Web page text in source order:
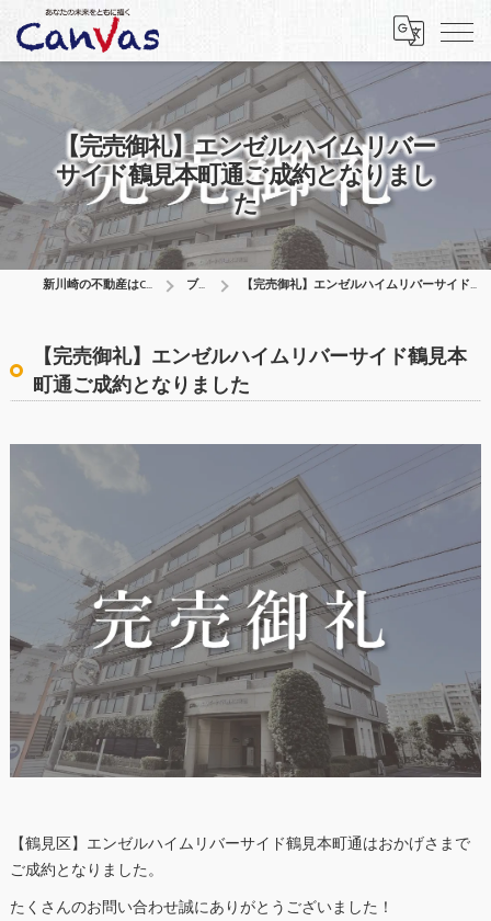
【完売御礼】エンゼルハイムリバー
サイド鶴見本町通ご成約となりまし
た
新川崎の不動産はCanVas合同会社 ブログ 【完売御礼】エンゼルハイムリバーサイド鶴見本町通ご成約となりました
【完売御礼】エンゼルハイムリバーサイド鶴見本
町通ご成約となりました
【鶴見区】エンゼルハイムリバーサイド鶴見本町通はおかげさまで
ご成約となりました。
たくさんのお問い合わせ誠にありがとうございました！